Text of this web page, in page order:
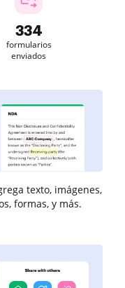
334
formularios
enviados
texto, imágenes,
formas, y más.